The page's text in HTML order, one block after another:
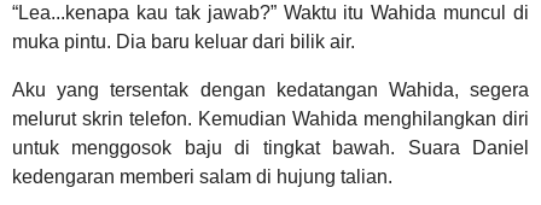
“Lea...kenapa kau tak jawab?” Waktu itu Wahida muncul di
muka pintu. Dia baru keluar dari bilik air.
Aku yang tersentak dengan kedatangan Wahida, segera
melurut skrin telefon. Kemudian Wahida menghilangkan diri
untuk menggosok baju di tingkat bawah. Suara Daniel
kedengaran memberi salam di hujung talian.